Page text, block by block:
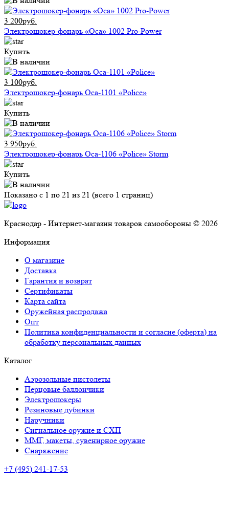
3 200руб.
Электрошокер-фонарь «Оса» 1002 Pro-Power
Купить
3 100руб.
Электрошокер-фонарь Оса-1101 «Police»
Купить
3 950руб.
Электрошокер-фонарь Оса-1106 «Police» Storm
Купить
Показано с 1 по 21 из 21 (всего 1 страниц)
Краснодар - Интернет-магазин товаров самообороны © 2026
Информация
О магазине
Доставка
Гарантия и возврат
Сертификаты
Карта сайта
Оружейная распродажа
Опт
Политика конфиденциальности и согласие (оферта) на
обработку персональных данных
Каталог
Аэрозольные пистолеты
Перцовые баллончики
Электрошокеры
Резиновые дубинки
Наручники
Сигнальное оружие и СХП
ММГ, макеты, сувенирное оружие
Снаряжение
+7 (495) 241-17-53